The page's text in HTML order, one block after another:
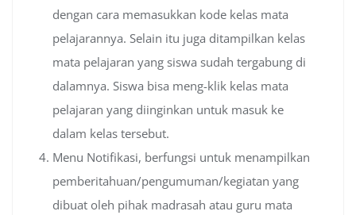
dengan cara memasukkan kode kelas mata
pelajarannya. Selain itu juga ditampilkan kelas
mata pelajaran yang siswa sudah tergabung di
dalamnya. Siswa bisa meng-klik kelas mata
pelajaran yang diinginkan untuk masuk ke
dalam kelas tersebut.
Menu Notifikasi, berfungsi untuk menampilkan
pemberitahuan/pengumuman/kegiatan yang
dibuat oleh pihak madrasah atau guru mata